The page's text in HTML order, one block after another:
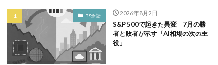
BS余話 2026年8月2日
S&P 500で起きた異変 7月の勝
者と敗者が示す「AI相場の次の主
役」